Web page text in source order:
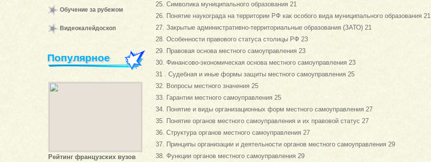
Обучение за рубежом
Видеокалейдоскоп
Популярное
Рейтинг французских вузов
25. Символика муниципального образования 21
26. Понятие наукограда на территории РФ как особого вида муниципального образования 21
27. Закрытые административно-территориальные образования (ЗАТО) 21
28. Особенности правового статуса столицы РФ 23
29. Правовая основа местного самоуправления 23
30. Финансово-экономическая основа местного самоуправления 23
31 . Судебная и иные формы защиты местного самоуправления 25
32. Вопросы местного значения 25
33. Гарантии местного самоуправления 25
34. Понятие и виды организационных форм местного самоуправления 27
35. Понятие органов местного самоуправления и их правовой статус 27
36. Структура органов местного самоуправления 27
37. Принципы организации и деятельности органов местного самоуправления 29
38. Функции органов местного самоуправления 29